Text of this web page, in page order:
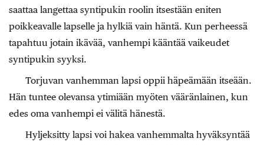
saattaa langettaa syntipukin roolin itsestään eniten
poikkeavalle lapselle ja hylkiä vain häntä. Kun perheessä
tapahtuu jotain ikävää, vanhempi kääntää vaikeudet
syntipukin syyksi.
Torjuvan vanhemman lapsi oppii häpeämään itseään.
Hän tuntee olevansa ytimiään myöten vääränlainen, kun
edes oma vanhempi ei välitä hänestä.
Hyljeksitty lapsi voi hakea vanhemmalta hyväksyntää